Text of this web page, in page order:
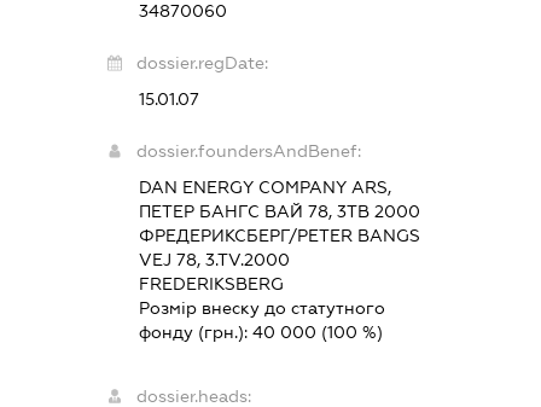
34870060
dossier.regDate:
15.01.07
dossier.foundersAndBenef:
DAN ENERGY COMPANY ARS,
ПЕТЕР БАНГС ВАЙ 78, 3ТВ 2000
ФРЕДЕРИКСБЕРГ/PETER BANGS
VEJ 78, 3.TV.2000
FREDERIKSBERG
Розмір внеску до статутного
фонду (грн.): 40 000 (100 %)
dossier.heads: